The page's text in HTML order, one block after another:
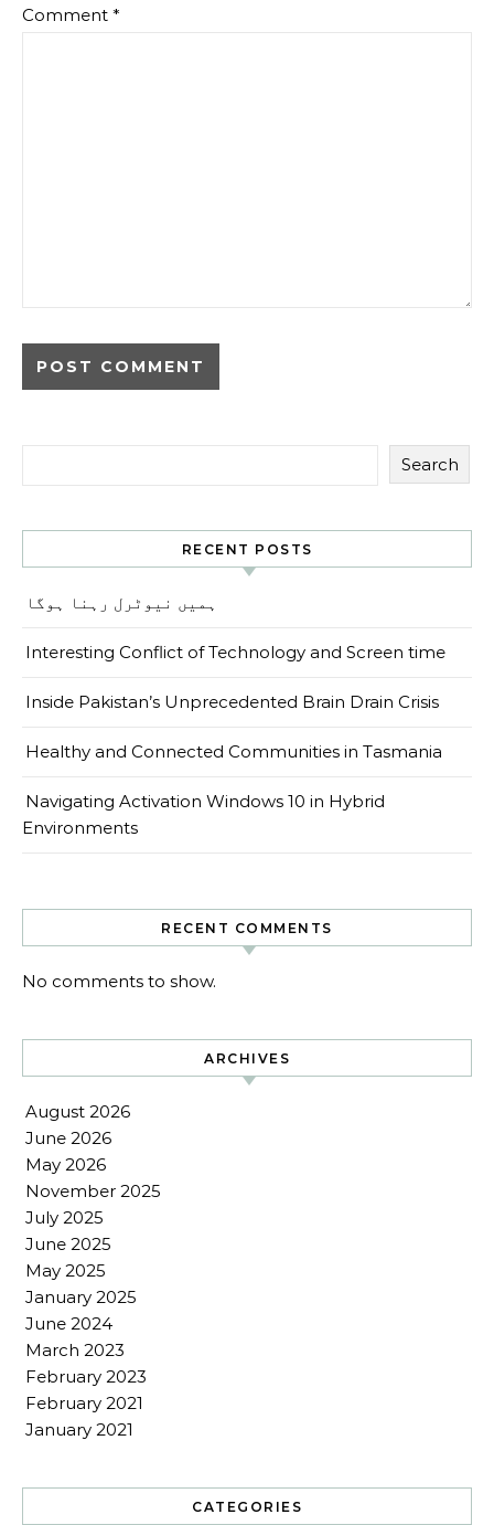
Comment *
Search
RECENT POSTS
ہمیں نیوٹرل رہنا ہوگا
Interesting Conflict of Technology and Screen time
Inside Pakistan’s Unprecedented Brain Drain Crisis
Healthy and Connected Communities in Tasmania
Navigating Activation Windows 10 in Hybrid
Environments
RECENT COMMENTS
No comments to show.
ARCHIVES
August 2026
June 2026
May 2026
November 2025
July 2025
June 2025
May 2025
January 2025
June 2024
March 2023
February 2023
February 2021
January 2021
CATEGORIES